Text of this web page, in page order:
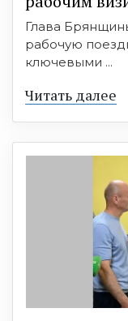
Глава
рабочую
ключевыми ...
Читать далее